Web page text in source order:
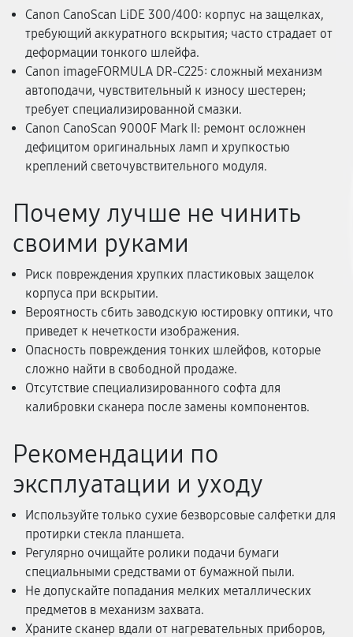
Canon CanoScan LiDE 300/400: корпус на защелках,
требующий аккуратного вскрытия; часто страдает от
деформации тонкого шлейфа.
Canon imageFORMULA DR-C225: сложный механизм
автоподачи, чувствительный к износу шестерен;
требует специализированной смазки.
Canon CanoScan 9000F Mark II: ремонт осложнен
дефицитом оригинальных ламп и хрупкостью
креплений светочувствительного модуля.
Почему лучше не чинить
своими руками
Риск повреждения хрупких пластиковых защелок
корпуса при вскрытии.
Вероятность сбить заводскую юстировку оптики, что
приведет к нечеткости изображения.
Опасность повреждения тонких шлейфов, которые
сложно найти в свободной продаже.
Отсутствие специализированного софта для
калибровки сканера после замены компонентов.
Рекомендации по
эксплуатации и уходу
Используйте только сухие безворсовые салфетки для
протирки стекла планшета.
Регулярно очищайте ролики подачи бумаги
специальными средствами от бумажной пыли.
Не допускайте попадания мелких металлических
предметов в механизм захвата.
Храните сканер вдали от нагревательных приборов,